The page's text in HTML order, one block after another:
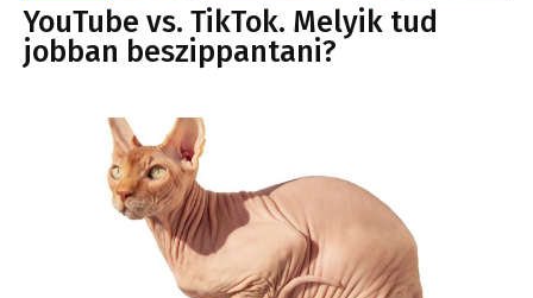
YouTube vs. TikTok. Melyik tud
jobban beszippantani?